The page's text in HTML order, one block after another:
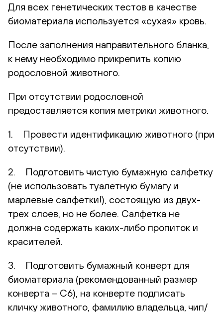
Для всех генетических тестов в качестве
биоматериала используется «сухая» кровь.
После заполнения направительного бланка,
к нему необходимо прикрепить копию
родословной животного.
При отсутствии родословной
предоставляется копия метрики животного.
1. Провести идентификацию животного (при
отсутствии).
2. Подготовить чистую бумажную салфетку
(не использовать туалетную бумагу и
марлевые салфетки!), состоящую из двух-
трех слоев, но не более. Салфетка не
должна содержать каких-либо пропиток и
красителей.
3. Подготовить бумажный конверт для
биоматериала (рекомендованный размер
конверта – С6), на конверте подписать
кличку животного, фамилию владельца, чип/